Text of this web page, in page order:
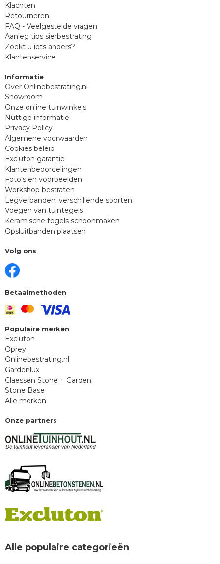
Klachten
Retourneren
FAQ - Veelgestelde vragen
Aanleg tips sierbestrating
Zoekt u iets anders?
Klantenservice
Informatie
Over Onlinebestrating.nl
Showroom
Onze online tuinwinkels
Nuttige informatie
Privacy Policy
Algemene voorwaarden
Cookies beleid
Excluton garantie
Klantenbeoordelingen
Foto's en voorbeelden
Workshop bestraten
Legverbanden: verschillende soorten
Voegen van tuintegels
Keramische tegels schoonmaken
Opsluitbanden plaatsen
Volg ons
Betaalmethoden
Populaire merken
Excluton
Oprey
Onlinebestrating.nl
Gardenlux
Claessen Stone + Garden
Stone Base
Alle merken
Onze partners
Alle populaire categorieën